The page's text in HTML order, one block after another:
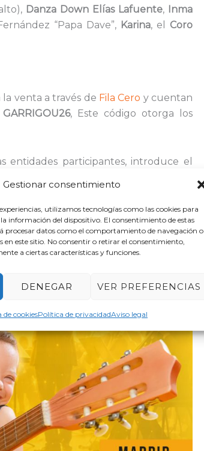
Gestionar consentimiento
utilizamos tecnologías como las cookies para
información del dispositivo. El consentimiento de estas
procesar datos como el comportamiento de navegación o
en este sitio. No consentir o retirar el consentimiento,
a ciertas características y funciones.
DENEGAR VER PREFERENCIAS
de cookiesPolítica de privacidadAviso legal
Danza Down Elías Lafuente, Inma
“Papa Dave”, Karina, el Coro
venta a través de Fila Cero y cuentan
GARRIGOU26, Este código otorga los
participantes, introduce el
que recibe cada entidad y que